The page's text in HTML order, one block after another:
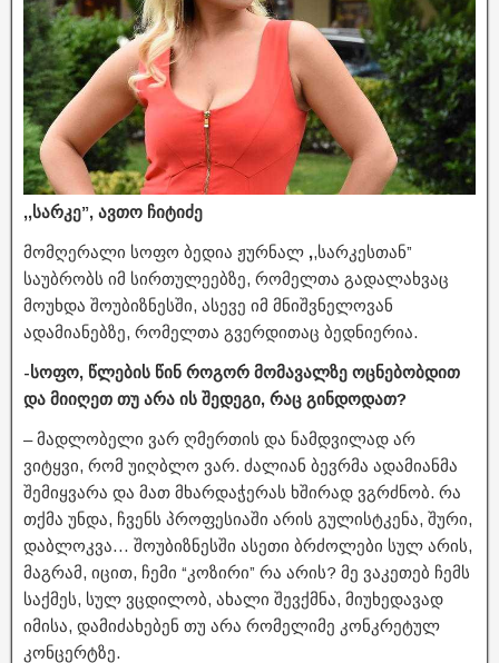
,,სარკე”, ავთო ჩიტიძე
მომღერალი სოფო ბედია ჟურნალ ,,სარკესთან”
საუბრობს იმ სირთულეებზე, რომელთა გადალახვაც
მოუხდა შოუბიზნესში, ასევე იმ მნიშვნელოვან
ადამიანებზე, რომელთა გვერდითაც ბედნიერია.
-სოფო, წლების წინ როგორ მომავალზე ოცნებობდით
და მიიღეთ თუ არა ის შედეგი, რაც გინდოდათ?
– მადლობელი ვარ ღმერთის და ნამდვილად არ
ვიტყვი, რომ უიღბლო ვარ. ძალიან ბევრმა ადამიანმა
შემიყვარა და მათ მხარდაჭერას ხშირად ვგრძნობ. რა
თქმა უნდა, ჩვენს პროფესიაში არის გულისტკენა, შური,
დაბლოკვა… შოუბიზნესში ასეთი ბრძოლები სულ არის,
მაგრამ, იცით, ჩემი “კოზირი” რა არის? მე ვაკეთებ ჩემს
საქმეს, სულ ვცდილობ, ახალი შევქმნა, მიუხედავად
იმისა, დამიძახებენ თუ არა რომელიმე კონკრეტულ
კონცერტზე.